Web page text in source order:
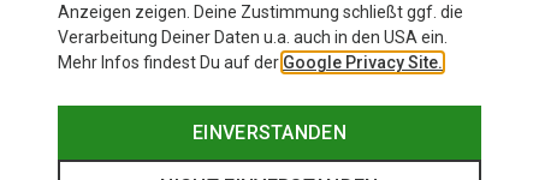
Anzeigen zeigen. Deine Zustimmung schließt ggf. die
Verarbeitung Deiner Daten u.a. auch in den USA ein.
Mehr Infos findest Du auf der Google Privacy Site.
EINVERSTANDEN